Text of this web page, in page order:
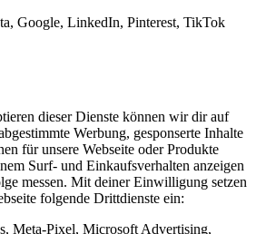
Google, LinkedIn, Pinterest, TikTok
dieser Dienste können wir dir auf
Werbung, gesponserte Inhalte
für unsere Webseite oder Produkte
Surf- und Einkaufsverhalten anzeigen
messen. Mit deiner Einwilligung setzen
folgende Drittdienste ein:
Meta-Pixel, Microsoft Advertising,